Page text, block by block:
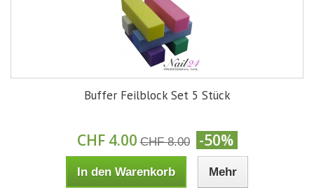
Buffer Feilblock Set 5 Stück
CHF 4.00 CHF 8.00 -50%
In den Warenkorb Mehr